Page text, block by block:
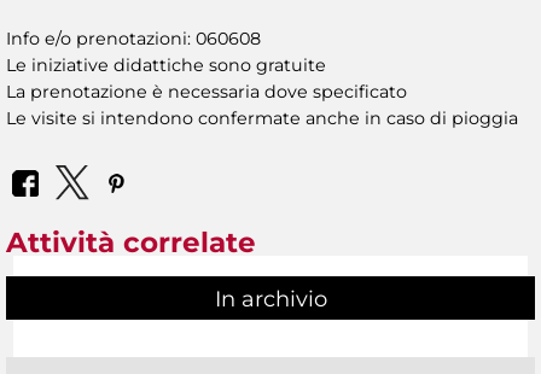
Info e/o prenotazioni: 060608
Le iniziative didattiche sono gratuite
La prenotazione è necessaria dove specificato
Le visite si intendono confermate anche in caso di pioggia
Attività correlate
In archivio